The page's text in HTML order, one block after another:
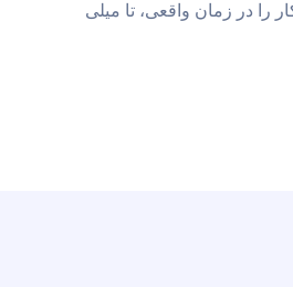
را در زمان واقعی، تا میلی